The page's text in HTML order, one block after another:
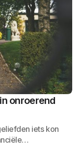
onroerend
iets kon